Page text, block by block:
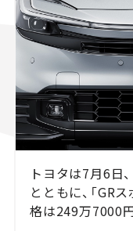
トヨタは7月6日
とともに、「GR
格は249万7000
人気のハッシュタグ
スズキ ジムニー｜
マツダ｜Mazda